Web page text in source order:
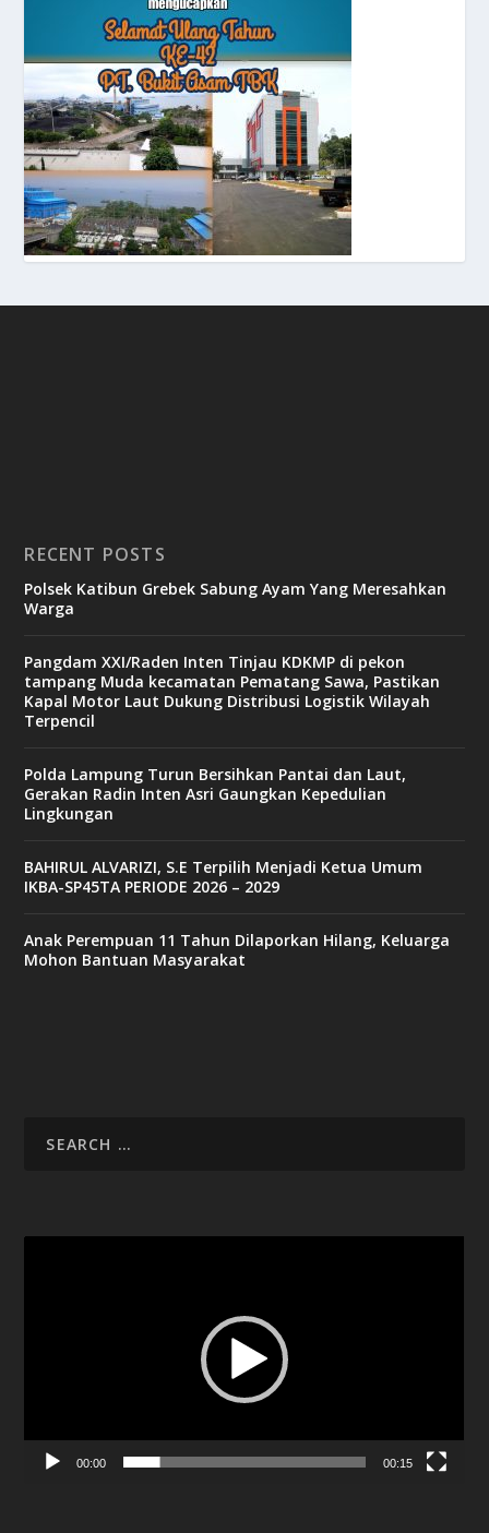
RECENT POSTS
Polsek Katibun Grebek Sabung Ayam Yang Meresahkan
Warga
Pangdam XXI/Raden Inten Tinjau KDKMP di pekon
tampang Muda kecamatan Pematang Sawa, Pastikan
Kapal Motor Laut Dukung Distribusi Logistik Wilayah
Terpencil
Polda Lampung Turun Bersihkan Pantai dan Laut,
Gerakan Radin Inten Asri Gaungkan Kepedulian
Lingkungan
BAHIRUL ALVARIZI, S.E Terpilih Menjadi Ketua Umum
IKBA-SP45TA PERIODE 2026 – 2029
Anak Perempuan 11 Tahun Dilaporkan Hilang, Keluarga
Mohon Bantuan Masyarakat
00:00 00:15